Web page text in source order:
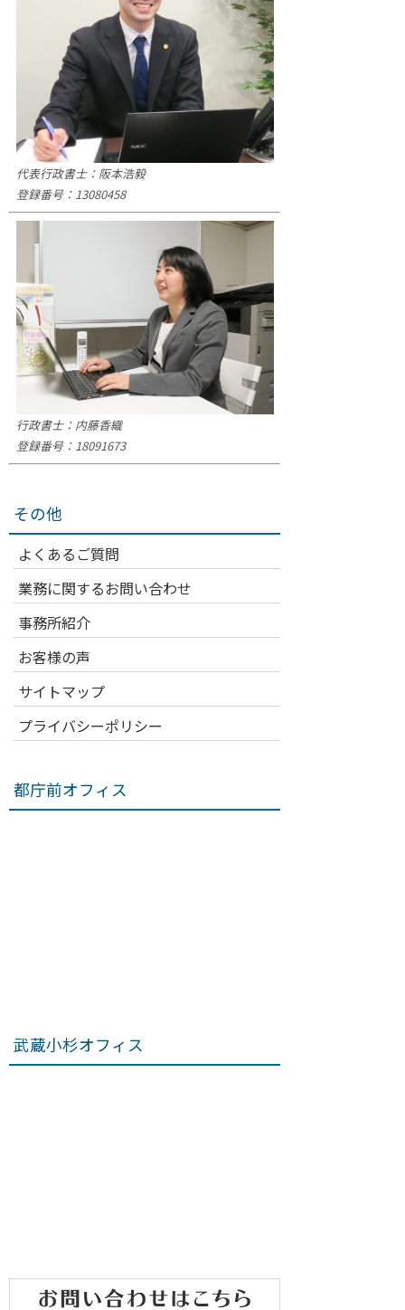
代表行政書士：阪本浩毅
登録番号：13080458
行政書士：内藤香織
登録番号：18091673
その他
よくあるご質問
業務に関するお問い合わせ
事務所紹介
お客様の声
サイトマップ
プライバシーポリシー
都庁前オフィス
武蔵小杉オフィス